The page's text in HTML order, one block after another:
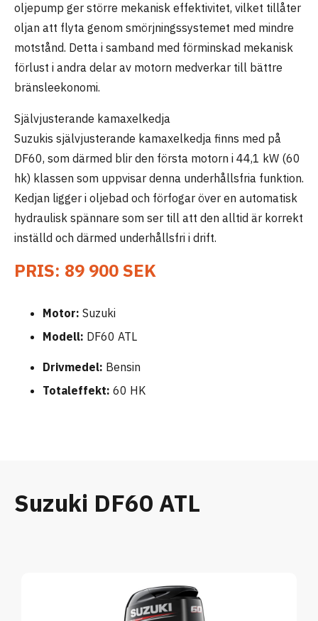
oljepump ger större mekanisk effektivitet, vilket tillåter
oljan att flyta genom smörjningssystemet med mindre
motstånd. Detta i samband med förminskad mekanisk
förlust i andra delar av motorn medverkar till bättre
bränsleekonomi.
Självjusterande kamaxelkedja
Suzukis självjusterande kamaxelkedja finns med på
DF60, som därmed blir den första motorn i 44,1 kW (60
hk) klassen som uppvisar denna underhållsfria funktion.
Kedjan ligger i oljebad och förfogar över en automatisk
hydraulisk spännare som ser till att den alltid är korrekt
inställd och därmed underhållsfri i drift.
PRIS: 89 900 SEK
Motor: Suzuki
Modell: DF60 ATL
Drivmedel: Bensin
Totaleffekt: 60 HK
Suzuki DF60 ATL